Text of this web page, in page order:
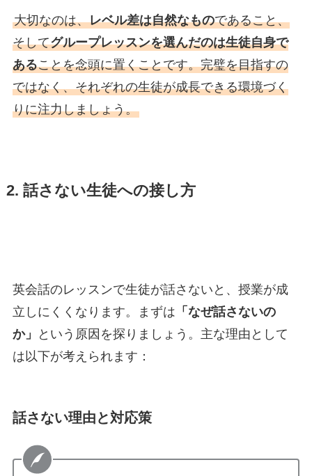
大切なのは、レベル差は自然なものであること、
そしてグループレッスンを選んだのは生徒自身で
あることを念頭に置くことです。完璧を目指すの
ではなく、それぞれの生徒が成長できる環境づく
りに注力しましょう。
2. 話さない生徒への接し方
英会話のレッスンで生徒が話さないと、授業が成
立しにくくなります。まずは 「なぜ話さないの
か」
という原因を探りましょう。主な理由として
は以下が考えられます：
話さない理由と対応策